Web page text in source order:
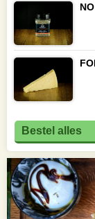
Bestel alles